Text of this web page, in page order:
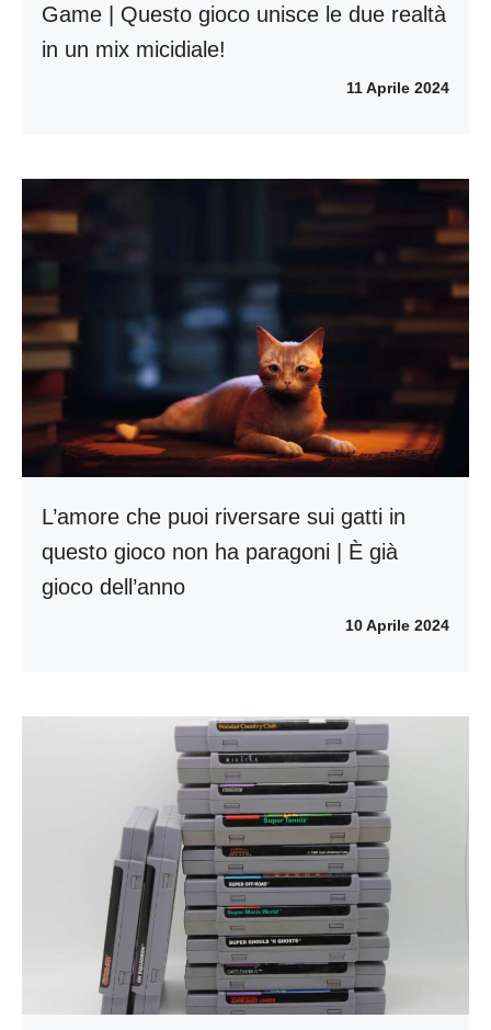
Game | Questo gioco unisce le due realtà
in un mix micidiale!
11 Aprile 2024
L’amore che puoi riversare sui gatti in
questo gioco non ha paragoni | È già
gioco dell’anno
10 Aprile 2024